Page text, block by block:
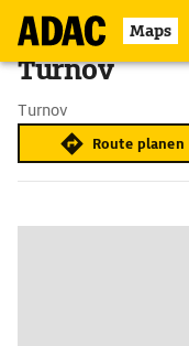
Maps
Turnov
Turnov
Route planen